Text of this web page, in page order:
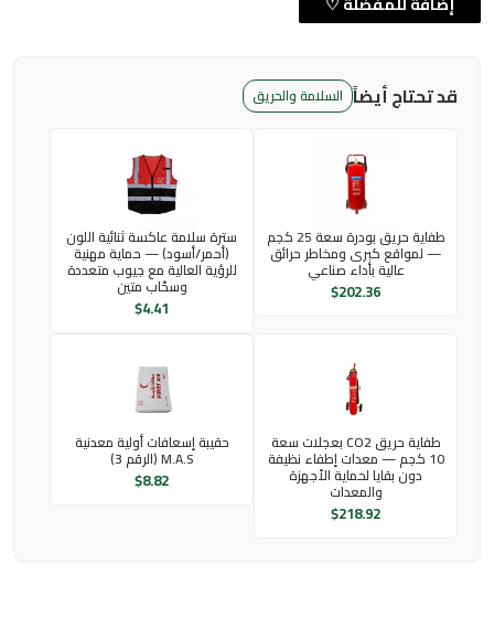
قد تحتاج أيضاً السلامة والحريق
طفاية حريق بودرة سعة 25 كجم
— لمواقع كبرى ومخاطر حرائق
عالية بأداء صناعي
$202.36
سترة سلامة عاكسة ثنائية اللون
(أحمر/أسود) — حماية مهنية
للرؤية العالية مع جيوب متعددة
وسحّاب متين
$4.41
طفاية حريق CO2 بعجلات سعة
10 كجم — معدات إطفاء نظيفة
دون بقايا لحماية الأجهزة
والمعدات
$218.92
حقيبة إسعافات أولية معدنية
M.A.S (الرقم 3)
$8.82